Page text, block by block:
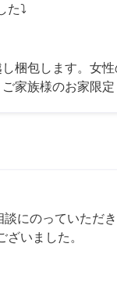
た⤵
し梱包します。女性
ご家族様のお家限定
にのっていただ
いました。